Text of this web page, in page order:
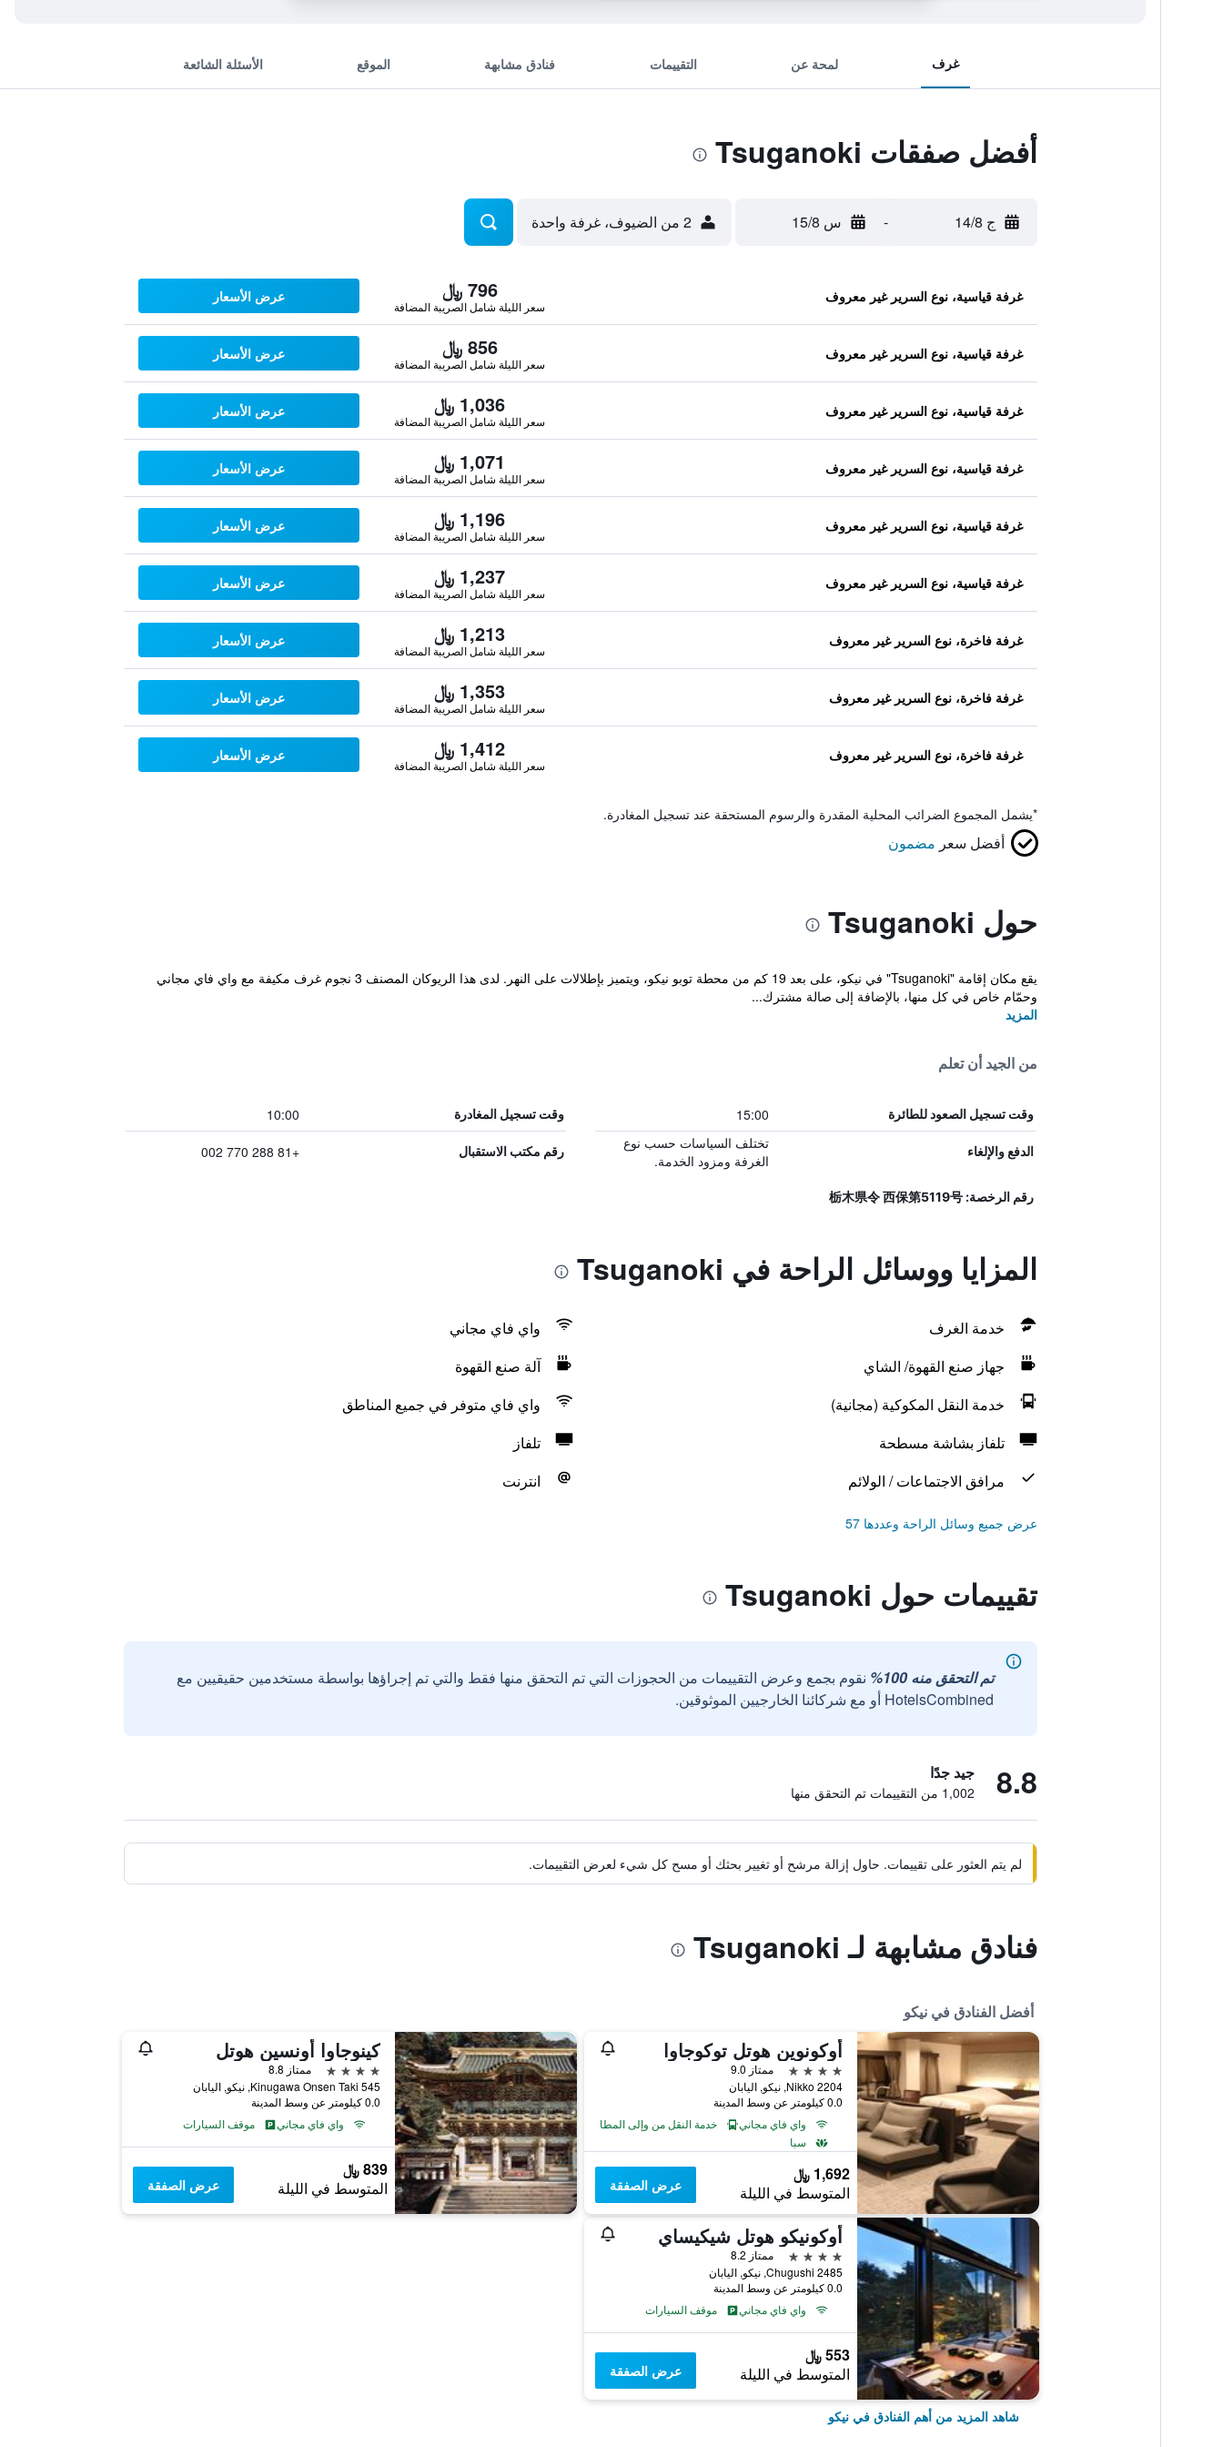
غرف لمحة عن التقييمات فنادق مشابهة الموقع الأسئلة الشائعة
أفضل صفقات Tsuganoki
ج 14/8 - س 15/8 2 من الضيوف، غرفة واحدة
غرفة قياسية، نوع السرير غير معروف 796 ﷼
سعر الليلة شامل الصريبة المضافة
عرض الأسعار
غرفة قياسية، نوع السرير غير معروف 856 ﷼
سعر الليلة شامل الصريبة المضافة
عرض الأسعار
غرفة قياسية، نوع السرير غير معروف 1,036 ﷼
سعر الليلة شامل الصريبة المضافة
عرض الأسعار
غرفة قياسية، نوع السرير غير معروف 1,071 ﷼
سعر الليلة شامل الصريبة المضافة
عرض الأسعار
غرفة قياسية، نوع السرير غير معروف 1,196 ﷼
سعر الليلة شامل الصريبة المضافة
عرض الأسعار
غرفة قياسية، نوع السرير غير معروف 1,237 ﷼
سعر الليلة شامل الصريبة المضافة
عرض الأسعار
غرفة فاخرة، نوع السرير غير معروف 1,213 ﷼
سعر الليلة شامل الصريبة المضافة
عرض الأسعار
غرفة فاخرة، نوع السرير غير معروف 1,353 ﷼
سعر الليلة شامل الصريبة المضافة
عرض الأسعار
غرفة فاخرة، نوع السرير غير معروف 1,412 ﷼
سعر الليلة شامل الصريبة المضافة
عرض الأسعار
*يشمل المجموع الضرائب المحلية المقدرة والرسوم المستحقة عند تسجيل المغادرة.
أفضل سعر مضمون
حول Tsuganoki
يقع مكان إقامة "Tsuganoki" في نيكو، على بعد 19 كم من محطة توبو نيكو، ويتميز بإطلالات على النهر. لدى هذا الريوكان المصنف 3 نجوم غرف مكيفة مع واي فاي مجاني
وحمّام خاص في كل منها، بالإضافة إلى صالة مشترك...
المزيد
من الجيد أن تعلم
وقت تسجيل الصعود للطائرة 15:00 وقت تسجيل المغادرة 10:00
الدفع والإلغاء
تختلف السياسات حسب نوع
الغرفة ومزود الخدمة.
رقم مكتب الاستقبال +81 288 770 002
رقم الرخصة: 栃木県令 西保第5119号
المزايا ووسائل الراحة في Tsuganoki
خدمة الغرف
واي فاي مجاني
جهاز صنع القهوة/ الشاي
آلة صنع القهوة
خدمة النقل المكوكية (مجانية)
واي فاي متوفر في جميع المناطق
تلفاز بشاشة مسطحة
تلفاز
مرافق الاجتماعات / الولائم
انترنت
عرض جميع وسائل الراحة وعددها 57
تقييمات حول Tsuganoki
تم التحقق منه 100%
نقوم بجمع وعرض التقييمات من الحجوزات التي تم التحقق منها فقط والتي تم إجراؤها بواسطة مستخدمين حقيقيين مع
HotelsCombined أو مع شركائنا الخارجيين الموثوقين.
8.8 جيد جدًا
1,002 من التقييمات تم التحقق منها
لم يتم العثور على تقييمات. حاول إزالة مرشح أو تغيير بحثك أو مسح كل شيء لعرض التقييمات.
فنادق مشابهة لـ Tsuganoki
أفضل الفنادق في نيكو
أوكونوين هوتل توكوجاوا
4 نجوم
ممتاز 9.0
2204 Nikko, نيكو, اليابان
0.0 كيلومتر عن وسط المدينة
واي فاي مجاني
خدمة النقل من وإلى المطار
سبا
1,692 ﷼
المتوسط في الليلة عرض الصفقة
كينوجاوا أونسين هوتل
4 نجوم
ممتاز 8.8
Kinugawa Onsen Taki 545, نيكو, اليابان
0.0 كيلومتر عن وسط المدينة
واي فاي مجاني
موقف السيارات
839 ﷼
المتوسط في الليلة عرض الصفقة
أوكونيكو هوتل شيكيساي
4 نجوم
ممتاز 8.2
2485 Chugushi, نيكو, اليابان
0.0 كيلومتر عن وسط المدينة
واي فاي مجاني
موقف السيارات
553 ﷼
المتوسط في الليلة عرض الصفقة
شاهد المزيد من أهم الفنادق في نيكو